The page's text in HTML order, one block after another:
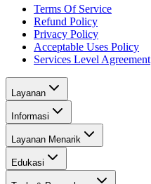
Terms Of Service
Refund Policy
Privacy Policy
Acceptable Uses Policy
Services Level Agreement
Layanan
Informasi
Layanan Menarik
Edukasi